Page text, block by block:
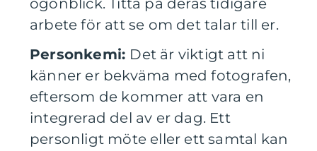
ögonblick. Titta på deras tidigare
arbete för att se om det talar till er.
Personkemi: Det är viktigt att ni
känner er bekväma med fotografen,
eftersom de kommer att vara en
integrerad del av er dag. Ett
personligt möte eller ett samtal kan